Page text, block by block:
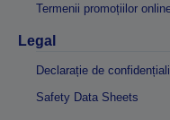
Termenii promoțiilor
Legal
Declarație de
Safety Data Sheets